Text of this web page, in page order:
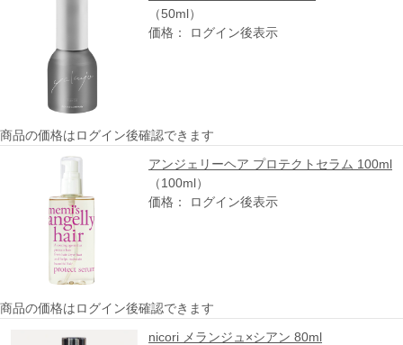
（50ml）
価格： ログイン後表示
商品の価格はログイン後確認できます
アンジェリーヘア プロテクトセラム 100ml
（100ml）
価格： ログイン後表示
商品の価格はログイン後確認できます
nicori メランジュ×シアン 80ml